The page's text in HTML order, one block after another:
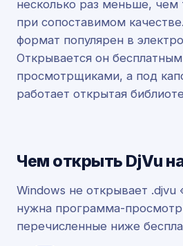
несколько раз меньше, чем
при сопоставимом
формат популярен в
Открывается он
просмотрщиками, а под
работает открытая
Чем открыть DjVu
Windows не открывает
нужна программа-
перечисленные ниже